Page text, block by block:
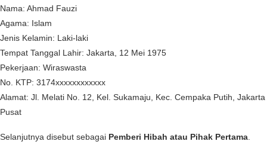
Nama: Ahmad Fauzi
Agama: Islam
Jenis Kelamin: Laki-laki
Tempat Tanggal Lahir: Jakarta, 12 Mei 1975
Pekerjaan: Wiraswasta
No. KTP: 3174xxxxxxxxxxxx
Alamat: Jl. Melati No. 12, Kel. Sukamaju, Kec. Cempaka Putih, Jakarta
Pusat
Selanjutnya disebut sebagai Pemberi Hibah atau Pihak Pertama